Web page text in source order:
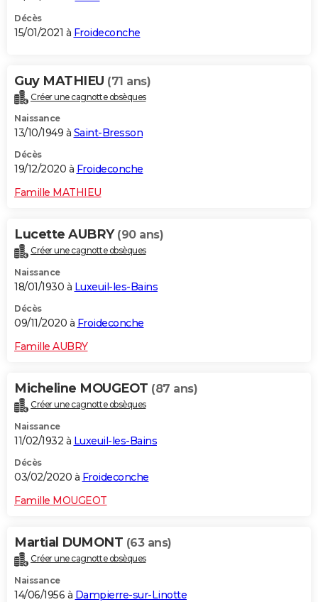
Décès
15/01/2021 à Froideconche
Guy MATHIEU (71 ans)
Créer une cagnotte obsèques
Naissance
13/10/1949 à Saint-Bresson
Décès
19/12/2020 à Froideconche
Famille MATHIEU
Lucette AUBRY (90 ans)
Créer une cagnotte obsèques
Naissance
18/01/1930 à Luxeuil-les-Bains
Décès
09/11/2020 à Froideconche
Famille AUBRY
Micheline MOUGEOT (87 ans)
Créer une cagnotte obsèques
Naissance
11/02/1932 à Luxeuil-les-Bains
Décès
03/02/2020 à Froideconche
Famille MOUGEOT
Martial DUMONT (63 ans)
Créer une cagnotte obsèques
Naissance
14/06/1956 à Dampierre-sur-Linotte